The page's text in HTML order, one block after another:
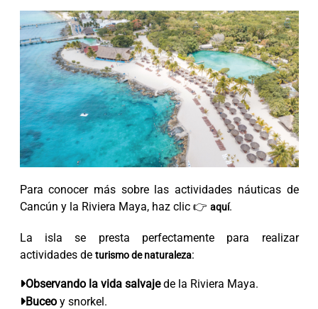
Para conocer más sobre las actividades náuticas de
Cancún y la Riviera Maya, haz clic 👉 aquí.
La isla se presta perfectamente para realizar
actividades de turismo de naturaleza:
Observando la vida salvajede la Riviera Maya.
Buceoy snorkel.